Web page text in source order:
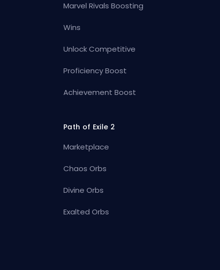
Marvel Rivals Boosting
Wins
Unlock Competitive
Proficiency Boost
Achievement Boost
Path of Exile 2
Marketplace
Chaos Orbs
Divine Orbs
Exalted Orbs